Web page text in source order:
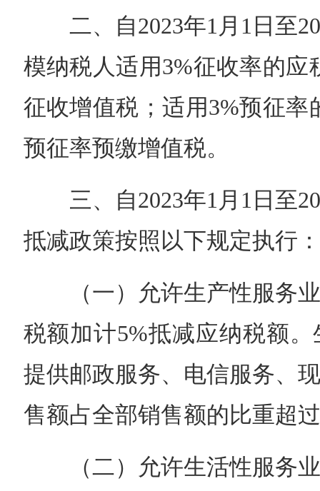
二、自2023年1月1日至
模纳税人适用3%征收率的
征收增值税；适用3%预征
预征率预缴增值税。
三、自2023年1月1日至
抵减政策按照以下规定执行：
（一）允许生产性服务业
税额加计5%抵减应纳税额
提供邮政服务、电信服务、
售额占全部销售额的比重超
（二）允许生活性服务业